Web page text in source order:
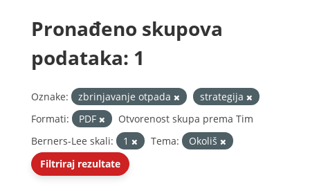
Pronađeno skupova
podataka: 1
Oznake: zbrinjavanje otpada
strategija
Formati:
PDF
Otvorenost skupa prema Tim
Berners-Lee skali:
1 Tema:
Okoliš
Filtriraj rezultate